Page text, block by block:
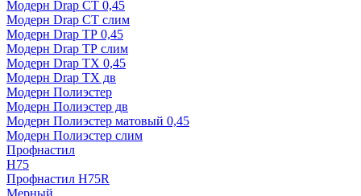
Модерн Drap СТ 0,45
Модерн Drap СТ слим
Модерн Drap ТР 0,45
Модерн Drap ТР слим
Модерн Drap ТХ 0,45
Модерн Drap ТХ дв
Модерн Полиэстер
Модерн Полиэстер дв
Модерн Полиэстер матовый 0,45
Модерн Полиэстер слим
Профнастил
H75
Профнастил H75R
Мерный